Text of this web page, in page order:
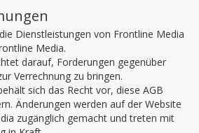
Dienstleistungen von Frontline Media
Media.
darauf, Forderungen gegenüber
Verrechnung zu bringen.
sich das Recht vor, diese AGB
Änderungen werden auf der Website
zugänglich gemacht und treten mit